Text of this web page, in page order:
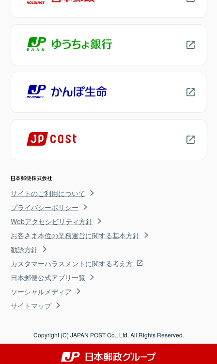
サイトのご利用について
プライバシーポリシー
Webアクセシビリティ方針
お客さま本位の業務運営に関する基本方針
勧誘方針
カスタマーハラスメントに関する考え方
日本郵便公式アプリ一覧
ソーシャルメディア
サイトマップ
Copyright (C) JAPAN POST Co., Ltd. All Rights Reserved.